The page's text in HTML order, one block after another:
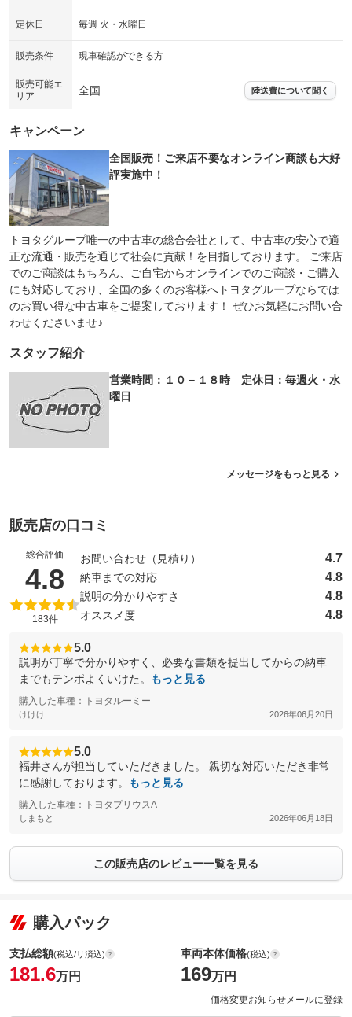
定休日 毎週 火・水曜日
販売条件 現車確認ができる方
販売可能エ
リア
全国 陸送費について聞く
キャンペーン
全国販売！ご来店不要なオンライン商談も大好
評実施中！
トヨタグループ唯一の中古車の総合会社として、中古車の安心で適
正な流通・販売を通じて社会に貢献！を目指しております。 ご来店
でのご商談はもちろん、ご自宅からオンラインでのご商談・ご購入
にも対応しており、全国の多くのお客様へトヨタグループならでは
のお買い得な中古車をご提案しております！ ぜひお気軽にお問い合
わせくださいませ♪
スタッフ紹介
営業時間：１０－１８時 定休日：毎週火・水
曜日
メッセージをもっと見る
販売店の口コミ
総合評価
4.8 （5点満点中）
183件
お問い合わせ（見積り） 4.7
納車までの対応 4.8
説明の分かりやすさ 4.8
オススメ度 4.8
5.0
説明が丁寧で分かりやすく、必要な書類を提出してからの納車
までもテンポよくいけた。
もっと見る
購入した車種：トヨタルーミー
けけけ 2026年06月20日
5.0
福井さんが担当していただきました。 親切な対応いただき非常
に感謝しております。
もっと見る
購入した車種：トヨタプリウスΑ
しまもと 2026年06月18日
この販売店のレビュー一覧を見る
購入パック
支払総額(税込/リ済込)
181.6万円
車両本体価格(税込)
169万円
価格変更お知らせメールに登録